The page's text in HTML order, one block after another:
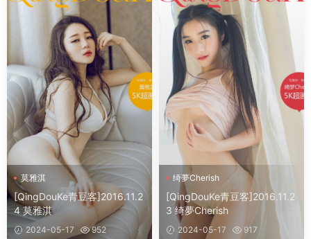
莫雅淇
[QingDouKe青豆客]2016.11.2
4 莫雅淇
2024-05-17 952
绮夢Cherish
[QingDouKe青豆客]2016.11.2
3 绮夢Cherish
2024-05-17 917